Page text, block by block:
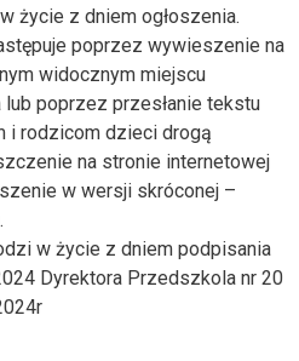
życie z dniem ogłoszenia.
poprzez wywieszenie na
widocznym miejscu
poprzez przesłanie tekstu
i rodzicom dzieci drogą
na stronie internetowej
w wersji skróconej –
w życie z dniem podpisania
Dyrektora Przedszkola nr 20